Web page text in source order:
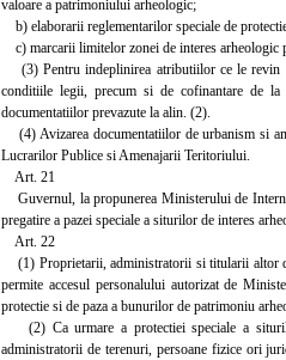
valoare a patrimoniului arheologic;
b) elaborarii reglementarilor speciale de
c) marcarii limitelor zonei de interes
(3) Pentru indeplinirea atributiilor ce le revin
conditiile legii, precum si de cofinantare de
documentatiilor prevazute la alin. (2).
(4) Avizarea documentatiilor de urbanism si
Lucrarilor Publice si Amenajarii Teritoriului.
Art. 21
Guvernul, la propunerea Ministerului de
pregatire a pazei speciale a siturilor de interes
Art. 22
(1) Proprietarii, administratorii si titularii altor
permite accesul personalului autorizat de
protectie si de paza a bunurilor de patrimoniu
(2) Ca urmare a protectiei speciale a
administratorii de terenuri, persoane fizice ori